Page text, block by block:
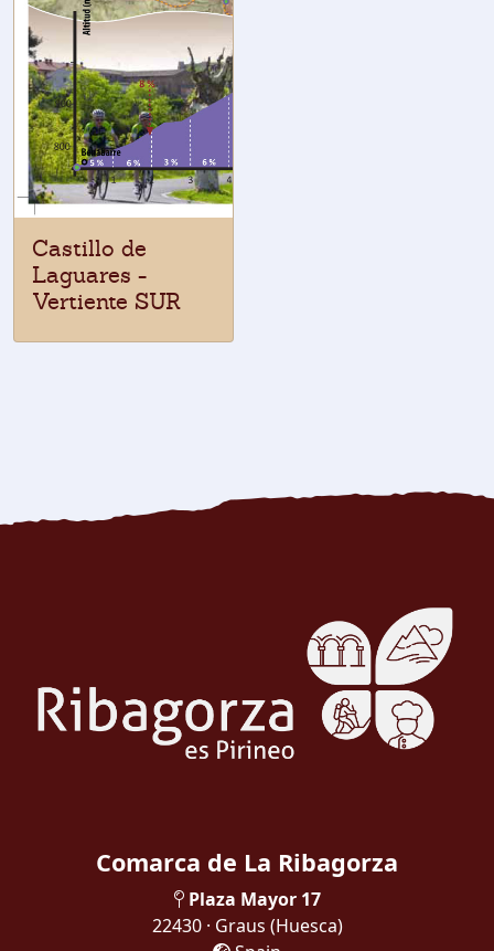
Castillo de
Laguares -
Vertiente SUR
Comarca de La Ribagorza
Plaza Mayor 17
22430 · Graus (Huesca)